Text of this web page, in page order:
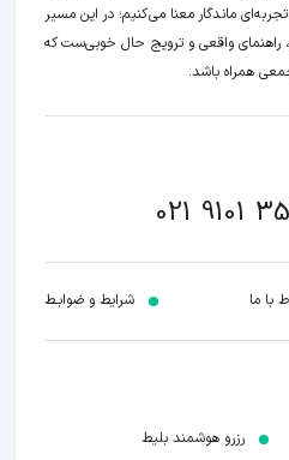
ماندگار معنا می‌کنیم؛ در این مسیر‍
راهنمای واقعی و ترویج حال خوبی‌ست که
همراه باشد.
021 9101
با ما شرایط و ضوابـط
رزرو هوشمند بلیط